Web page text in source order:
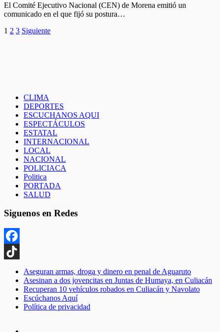
El Comité Ejecutivo Nacional (CEN) de Morena emitió un
comunicado en el que fijó su postura…
Paginación
1 2 3 Siguiente
CLIMA
DEPORTES
ESCUCHANOS AQUI
ESPECTÁCULOS
ESTATAL
INTERNACIONAL
LOCAL
NACIONAL
POLICIACA
Politica
PORTADA
SALUD
Siguenos en Redes
Facebook
TikTok
Aseguran armas, droga y dinero en penal de Aguaruto
Asesinan a dos jovencitas en Juntas de Humaya, en Culiacán
Recuperan 10 vehículos robados en Culiacán y Navolato
Escúchanos Aquí
Política de privacidad